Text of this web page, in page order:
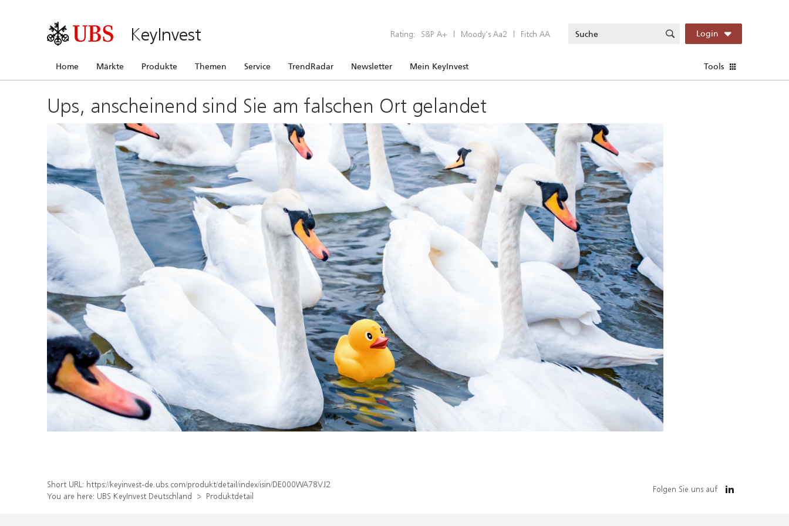
KeyInvest Rating: S&P A+ | Moody’s Aa2 | Fitch AA Login
Home Märkte Produkte Themen Service TrendRadar Newsletter Mein KeyInvest Tools
Ups, anscheinend sind Sie am falschen Ort gelandet
Short URL: https://keyinvest-de.ubs.com/produkt/detail/index/isin/DE000WA78VJ2
You are here: UBS KeyInvest Deutschland Produktdetail
Folgen Sie uns auf